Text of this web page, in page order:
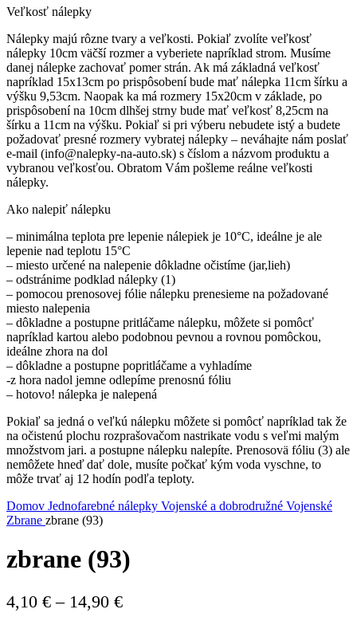
Veľkosť nálepky
Nálepky majú rôzne tvary a veľkosti. Pokiaľ zvolíte veľkosť
nálepky 10cm väčší rozmer a vyberiete napríklad strom. Musíme
danej nálepke zachovať pomer strán. Ak má základná veľkosť
napríklad 15x13cm po prispôsobení bude mať nálepka 11cm šírku a
výšku 9,53cm. Naopak ka má rozmery 15x20cm v základe, po
prispôsobení na 10cm dlhšej strny bude mať veľkosť 8,25cm na
šírku a 11cm na výšku. Pokiaľ si pri výberu nebudete istý a budete
požadovať presné rozmery vybratej nálepky – neváhajte nám poslať
e-mail (info@nalepky-na-auto.sk) s číslom a názvom produktu a
vybranou veľkosťou. Obratom Vám pošleme reálne veľkosti
nálepky.
Ako nalepiť nálepku
– minimálna teplota pre lepenie nálepiek je 10°C, ideálne je ale
lepenie nad teplotu 15°C
– miesto určené na nalepenie dôkladne očistíme (jar,lieh)
– odstránime podklad nálepky (1)
– pomocou prenosovej fólie nálepku prenesieme na požadované
miesto nalepenia
– dôkladne a postupne pritláčame nálepku, môžete si pomôcť
napríklad kartou alebo podobnou pevnou a rovnou pomôckou,
ideálne zhora na dol
– dôkladne a postupne popritláčame a vyhladíme
-z hora nadol jemne odlepíme prenosnú fóliu
– hotovo! nálepka je nalepená
Pokiaľ sa jedná o veľkú nálepku môžete si pomôcť napríklad tak že
na očistenú plochu rozprašovačom nastrikate vodu s veľmi malým
množstvom jari. a postupne nálepku nalepíte. Prenosovä fóliu (3) ale
nemôžete hneď dať dole, musíte počkať kým voda vyschne, to
môže trvať aj 12 hodín podľa teploty.
Domov Jednofarebné nálepky Vojenské a dobrodružné Vojenské
Zbrane zbrane (93)
zbrane (93)
4,10 € – 14,90 €Price